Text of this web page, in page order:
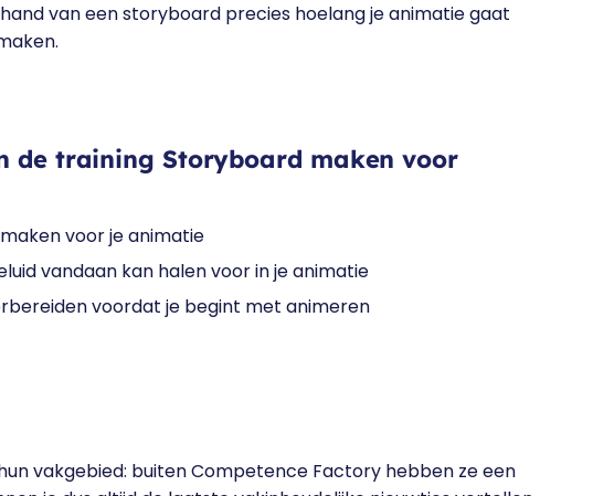
van een storyboard precies hoelang je animatie gaat
de training Storyboard maken voor
voor je animatie
vandaan kan halen voor in je animatie
voordat je begint met animeren
vakgebied: buiten Competence Factory hebben ze een